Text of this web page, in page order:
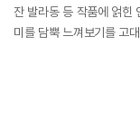
잔 발라동 등 작품에 얽힌
미를 담뿍 느껴보기를 고